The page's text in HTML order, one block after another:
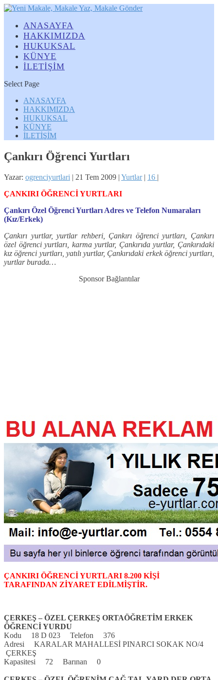
ANASAYFA
HAKKIMIZDA
HUKUKSAL
KÜNYE
İLETİŞİM
Select Page
ANASAYFA
HAKKIMIZDA
HUKUKSAL
KÜNYE
İLETİŞİM
Çankırı Öğrenci Yurtları
Yazar: ogrenciyurtlari | 21 Tem 2009 | Yurtlar| 16 |
ÇANKIRI ÖĞRENCİ YURTLARI
Çankırı Özel Öğrenci Yurtları Adres ve Telefon Numaraları
(Kız/Erkek)
Çankırı yurtlar, yurtlar rehberi, Çankırı öğrenci yurtları, Çankırı
özel öğrenci yurtları, karma yurtlar, Çankırıda yurtlar, Çankırıdaki
kız öğrenci yurtları, yatılı yurtlar, Çankırıdaki erkek öğrenci yurtları,
yurtlar burada…
Sponsor Bağlantılar
ÇANKIRI ÖĞRENCİ YURTLARI 8.200 KİŞİ
TARAFINDAN ZİYARET EDİLMİŞTİR.
ÇERKEŞ – ÖZEL ÇERKEŞ ORTAÖĞRETİM ERKEK
ÖĞRENCİ YURDU
Kodu 18 D 023 Telefon 376
Adresi KARALAR MAHALLESİ PINARCI SOKAK NO/4
ÇERKEŞ
Kapasitesi 72 Barınan 0